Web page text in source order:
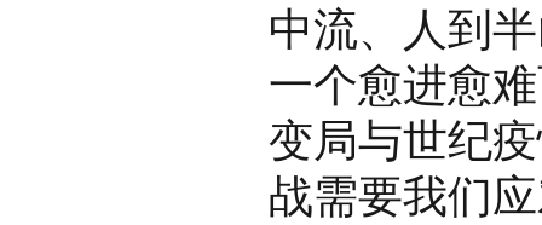
中流、人到
一个愈进愈
变局与世纪
战需要我们